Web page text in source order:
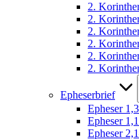
2.
2.
2.
2.
2.
2.
Epheserbrief
Epheser
Epheser
Epheser